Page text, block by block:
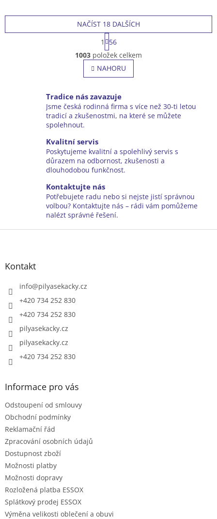
O
v
l
á
a
c
í
k
y
v
i
s
u
NAČÍST 18 DALŠÍCH
S
t
r
á
n
k
v
á
n
í
1
56
1003 položek celkem
NAHORU
Tradice nás zavazuje
Jsme česká rodinná firma s více než 30-ti letou
tradicí a zkušenostmi, na které se můžete
spolehnout.
Kvalitní servis
Poskytujeme kvalitní a spolehlivý servis s
důrazem na odbornost, zkušenosti a
dlouhodobou funkčnost.
Kontaktujte nás
Potřebujete radu nebo si nejste jistí správnou
volbou? Kontaktujte nás – rádi vám pomůžeme
nalézt správné řešení.
Z
Kontakt
info@pilyasekacky.cz
+420 734 252 830
+420 734 252 830
pilyasekacky.cz
pilyasekacky.cz
+420 734 252 830
Informace pro vás
Odstoupení od smlouvy
Obchodní podmínky
Reklamační řád
Zpracování osobních údajů
Dostupnost zboží
Možnosti platby
Možnosti dopravy
Rozložená platba ESSOX
Splátkový prodej ESSOX
Výměna velikosti oblečení a obuvi